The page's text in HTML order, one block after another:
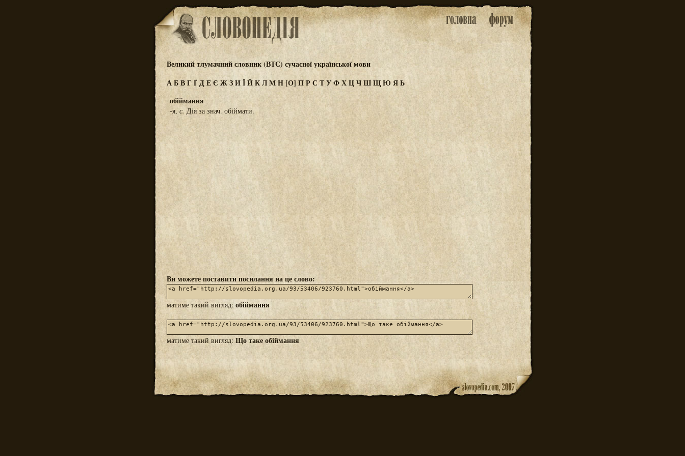
Великий тлумачний словник (ВТС) сучасної української мови
АБВГҐДЕЄ ЖЗИЇЙКЛМН[О] ПРС ТУФХЦЧШЩЮ ЯЬ
обіймання
-я,с. Дія за знач. обіймати.
Ви можете поставити посилання на це слово:
матиме такий вигляд: обіймання
матиме такий вигляд:Що таке обіймання